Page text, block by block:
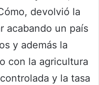
devolvió la
acabando un país
y además la
con la agricultura
y la tasa